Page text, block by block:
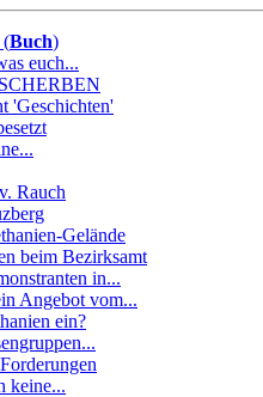
(Buch)
euch...
'Geschichten'
Rauch
Gelände
beim Bezirksamt
in...
Angebot vom...
ein?
keine...